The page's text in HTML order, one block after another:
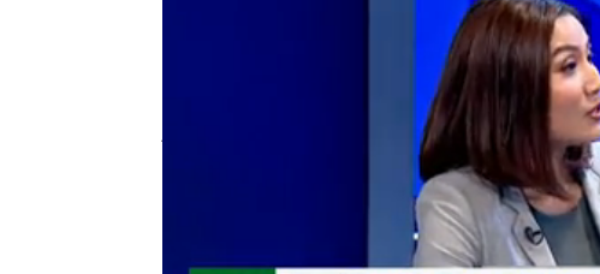
SEVP Head of Treasury & Distribution Bank
intervensi Bank Indonesia dalam menjaga
permintaan valas, Rupiah diproyeksi akan
Kebijakan Presiden Trump hingga perkembangan
sentimen yang akan mendorong volatilitas nilai
Seperti apa analisa pergerakan Rupiah